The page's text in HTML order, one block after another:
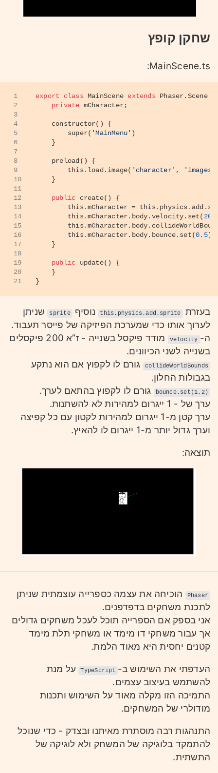
שחקן קופץ
MainScene.ts:
1
2
3
4
5
6
7
8
9
10
11
12
13
14
15
16
17
18
19
20
21
export class MainScene extends Phaser.Scene {
private mCharacter;
constructor( ) {
super( 'MainMenu' )
    }
preload ( ) {
this. load . image( 'character' ,
    }
public create( ) {
this.mCharacter = this. physics . add .
this.mCharacter. body. velocity. set( 200
this.mCharacter. body.
this.mCharacter. body. bounce. set(0.5);
    }
public update( ) {
    }
}
בעזרת this.physics.add.sprite נוסיף sprite שניתן
לערוך אותו כדי שמערכת הפיזיקה של פייסר תעבוד.
ה- velocity
מודד פיקסל בשנייה - ז”א 200 פיקסלים
בשנייה לשני הכיוונים.
collideWorldBounds
גורם לו לקפוץ אם הוא נתקע
בגבולות החלון.
bounce.set(1.2)
גורם לו לקפוץ בהתאם לערך.
ערך של - 1 ייגרום למהירות לא להשתנות.
ערך קטן מ-1 ייגרום למהירות לקטון עם כל קפיצה
וערך גדול יותר מ-1 ייגרום לו להאיץ.
תוצאה:
Phaser
הוכיחה את עצמה כספרייה עוצמתית שניתן
לתכנת משחקים בדפדפנים.
אני בספק אם הספרייה תוכל לעכל משחקים גדולים
אך עבור משחקי דו מימד או משחקי תלת מימד
קטנים יחסית היא מאוד הלמת.
העדפתי את השימוש ב- TypeScript על מנת
להשתמש בעיצוב עצמים.
התמיכה הזו מקלה מאוד על השימוש ותכנות
מודולרי של המשחקים.
התנהגות רבה מוסתרת מאיתנו ובצדק - כדי שנוכל
להתמקד בלוגיקה של המשחק ולא לוגיקה של
התשתית.